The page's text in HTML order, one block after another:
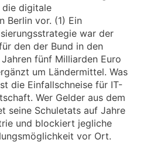
die digitale
Berlin vor. (1) Ein
war der
den der Bund in den
fünf Milliarden Euro
um Ländermittel. Was
die Einfallschneise für IT-
Wer Gelder aus dem
seine Schuletats auf Jahre
und blockiert jegliche
vor Ort.